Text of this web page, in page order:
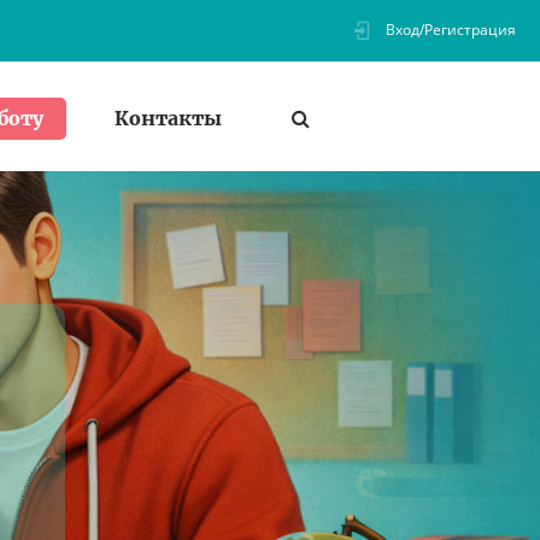
Вход/Регистрация
Контакты